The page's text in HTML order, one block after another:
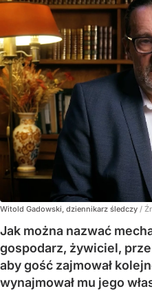
Witold Gadowski, dziennikarz śledczy /
Jak można nazwać
gospodarz, żywiciel,
aby gość zajmował
wynajmował mu jego